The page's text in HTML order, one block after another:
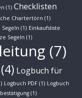
(1) Checklisten
Chartertörn (1)
Segeln (1) Einkaufsliste
Segeln (1)
(7)
(4) Logbuch für
Logbuch PDF (1) Logbuch
(1)